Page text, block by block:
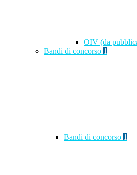
OIV (da
Bandi di concorso 1
Bandi di concorso 1